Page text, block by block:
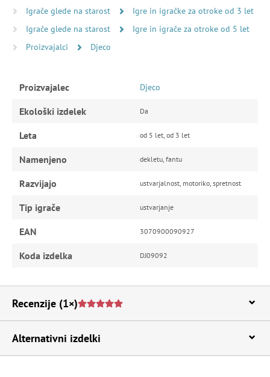
Igrače glede na starost
Igre in igračke za otroke od 3 let
Igrače glede na starost
Igre in igrače za otroke od 5 let
Proizvajalci
Djeco
Proizvajalec Djeco
Ekološki izdelek Da
Leta od 5 let, od 3 let
Namenjeno dekletu, fantu
Razvijajo ustvarjalnost, motoriko, spretnost
Tip igrače ustvarjanje
EAN 3070900090927
Koda izdelka DJ09092
Recenzije (1×)
Alternativni izdelki